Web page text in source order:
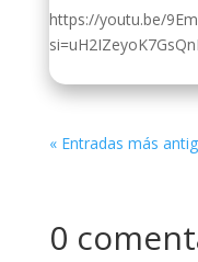
https://youtu.be/
« Entradas más
0